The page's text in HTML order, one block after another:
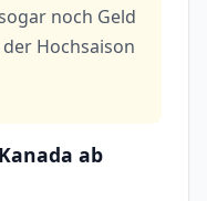
noch Geld
Hochsaison
ab